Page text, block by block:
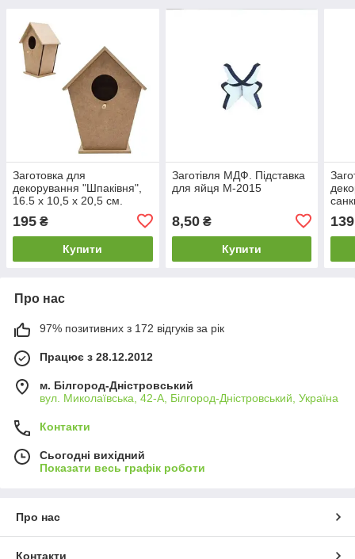
Заготовка для
декорування "Шпаківня",
16.5 х 10,5 х 20,5 см.
195 ₴
Купити
Заготівля МДФ. Підставка
для яйця М-2015
8,50₴
Купити
139
Про нас
97% позитивних з 172 відгуків за рік
Працює з 28.12.2012
м. Білгород-Дністровський
вул. Миколаївська, 42-А, Білгород-Дністровський, Україна
Контакти
Сьогодні вихідний
Показати весь графік роботи
Про нас
Контакти